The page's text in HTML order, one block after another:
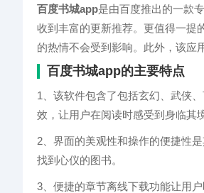
百度书城app是由百度推出的一款
收到丰富的更新推荐。更值得一提
的热情不会受到影响。此外，该应
百度书城app的主要特点
1、该软件包含了包括玄幻、武侠
效，让用户在阅读时感受到身临其
2、界面的美观性和操作的便捷性
找到心仪的图书。
3、便捷的章节离线下载功能让用